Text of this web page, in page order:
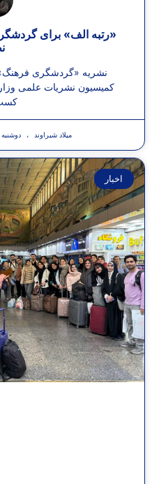
«رتبه الف» برای
نشریه «گردشگری
کمیسیون نشریات علمی
میلاد شیراوند دوشنبه 5 آذر 1403
اخبار